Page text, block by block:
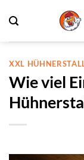
Inhalt
springen
XXL
Wie viel